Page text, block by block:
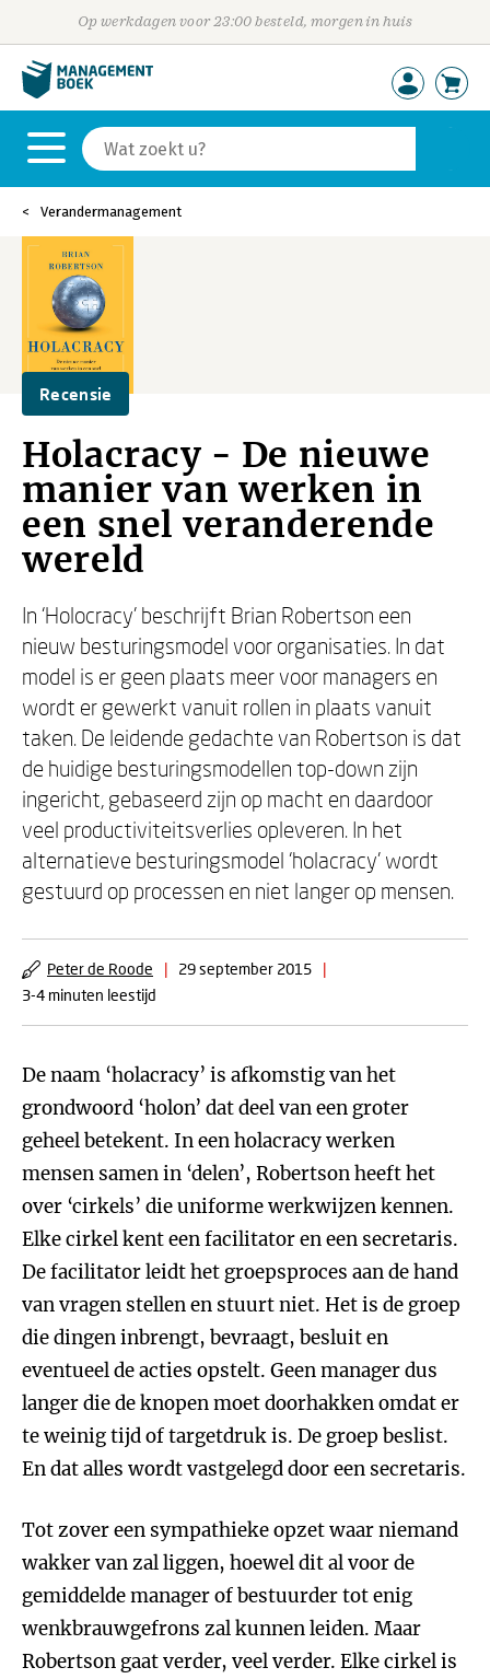
Op werkdagen voor 23:00 besteld, morgen in huis
Verandermanagement
Recensie
Holacracy - De nieuwe
manier van werken in
een snel veranderende
wereld
In ‘Holocracy’ beschrijft Brian Robertson een
nieuw besturingsmodel voor organisaties. In dat
model is er geen plaats meer voor managers en
wordt er gewerkt vanuit rollen in plaats vanuit
taken. De leidende gedachte van Robertson is dat
de huidige besturingsmodellen top-down zijn
ingericht, gebaseerd zijn op macht en daardoor
veel productiviteitsverlies opleveren. In het
alternatieve besturingsmodel ‘holacracy’ wordt
gestuurd op processen en niet langer op mensen.
Peter de Roode | 29 september 2015
|
3-4 minuten leestijd
De naam ‘holacracy’ is afkomstig van het
grondwoord ‘holon’ dat deel van een groter
geheel betekent. In een holacracy werken
mensen samen in ‘delen’, Robertson heeft het
over ‘cirkels’ die uniforme werkwijzen kennen.
Elke cirkel kent een facilitator en een secretaris.
De facilitator leidt het groepsproces aan de hand
van vragen stellen en stuurt niet. Het is de groep
die dingen inbrengt, bevraagt, besluit en
eventueel de acties opstelt. Geen manager dus
langer die de knopen moet doorhakken omdat er
te weinig tijd of targetdruk is. De groep beslist.
En dat alles wordt vastgelegd door een secretaris.
Tot zover een sympathieke opzet waar niemand
wakker van zal liggen, hoewel dit al voor de
gemiddelde manager of bestuurder tot enig
wenkbrauwgefrons zal kunnen leiden. Maar
Robertson gaat verder, veel verder. Elke cirkel is